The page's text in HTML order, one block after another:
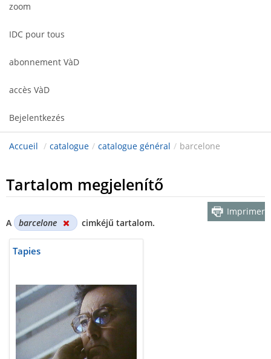
zoom
IDC pour tous
abonnement VàD
accès VàD
Bejelentkezés
Accueil / catalogue / catalogue général / barcelone
Tartalom megjelenítő
A barcelone cimkéjű tartalom.
Imprimer
Tapies